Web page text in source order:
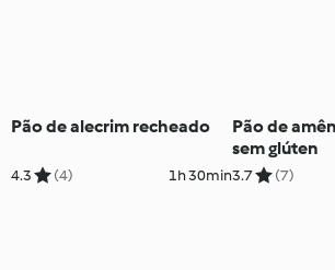
Pão de alecrim recheado
4.3 (4) 1h 30min
Pão de
sem glúten
3.7 (7)